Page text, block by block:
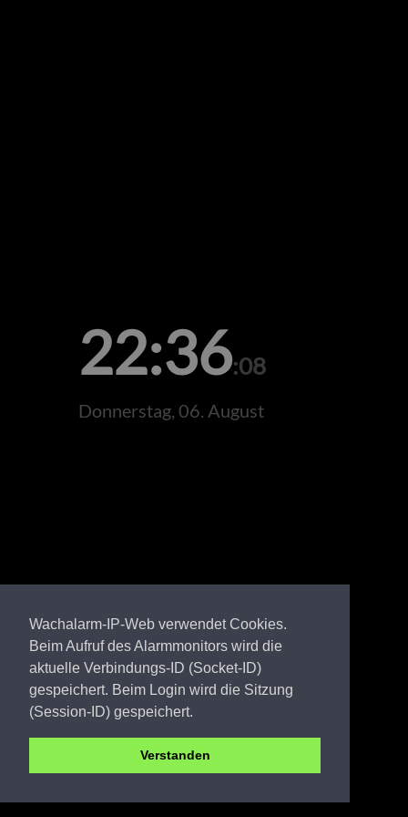
Wachalarm-IP-Web verwendet Cookies.
Beim Aufruf des Alarmmonitors wird die
aktuelle Verbindungs-ID (Socket-ID)
gespeichert. Beim Login wird die Sitzung
(Session-ID) gespeichert.
Verstanden
22:36:08
Donnerstag, 06. August
EE FW Friedrichsluga